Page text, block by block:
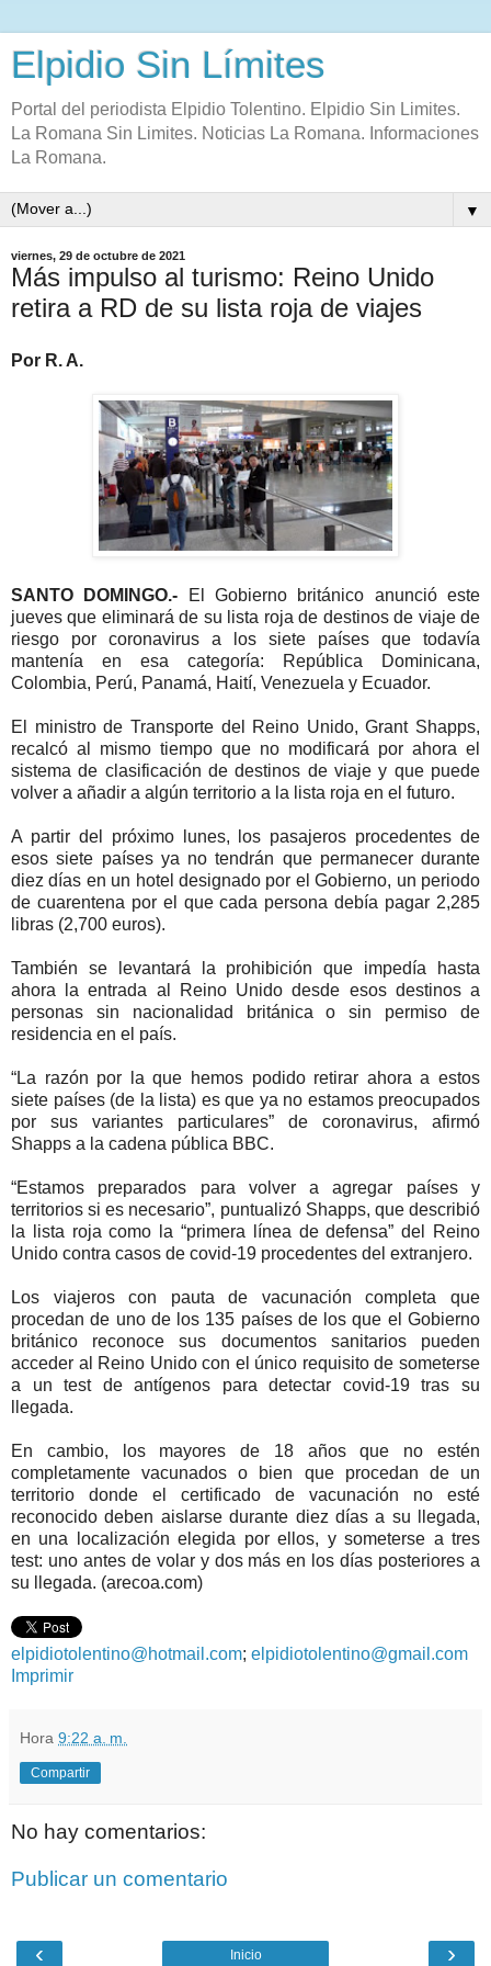
Elpidio Sin Límites
Portal del periodista Elpidio Tolentino. Elpidio Sin Limites.
La Romana Sin Limites. Noticias La Romana. Informaciones
La Romana.
▼
viernes, 29 de octubre de 2021
Más impulso al turismo: Reino Unido
retira a RD de su lista roja de viajes
Por R. A.
SANTO DOMINGO.-
El Gobierno británico anunció este
jueves que eliminará de su lista roja de destinos de viaje de
riesgo por coronavirus a los siete países que todavía
mantenía en esa categoría: República Dominicana,
Colombia, Perú, Panamá, Haití, Venezuela y Ecuador.
El ministro de Transporte del Reino Unido, Grant Shapps,
recalcó al mismo tiempo que no modificará por ahora el
sistema de clasificación de destinos de viaje y que puede
volver a añadir a algún territorio a la lista roja en el futuro.
A partir del próximo lunes, los pasajeros procedentes de
esos siete países ya no tendrán que permanecer durante
diez días en un hotel designado por el Gobierno, un periodo
de cuarentena por el que cada persona debía pagar 2,285
libras (2,700 euros).
También se levantará la prohibición que impedía hasta
ahora la entrada al Reino Unido desde esos destinos a
personas sin nacionalidad británica o sin permiso de
residencia en el país.
“La razón por la que hemos podido retirar ahora a estos
siete países (de la lista) es que ya no estamos preocupados
por sus variantes particulares” de coronavirus, afirmó
Shapps a la cadena pública BBC.
“Estamos preparados para volver a agregar países y
territorios si es necesario”, puntualizó Shapps, que describió
la lista roja como la “primera línea de defensa” del Reino
Unido contra casos de covid-19 procedentes del extranjero.
Los viajeros con pauta de vacunación completa que
procedan de uno de los 135 países de los que el Gobierno
británico reconoce sus documentos sanitarios pueden
acceder al Reino Unido con el único requisito de someterse
a un test de antígenos para detectar covid-19 tras su
llegada.
En cambio, los mayores de 18 años que no estén
completamente vacunados o bien que procedan de un
territorio donde el certificado de vacunación no esté
reconocido deben aislarse durante diez días a su llegada,
en una localización elegida por ellos, y someterse a tres
test: uno antes de volar y dos más en los días posteriores a
su llegada. (arecoa.com)
elpidiotolentino@hotmail.com; elpidiotolentino@gmail.com
Imprimir
Hora 9:22 a. m.
Compartir
No hay comentarios:
Publicar un comentario
‹ ›
Inicio